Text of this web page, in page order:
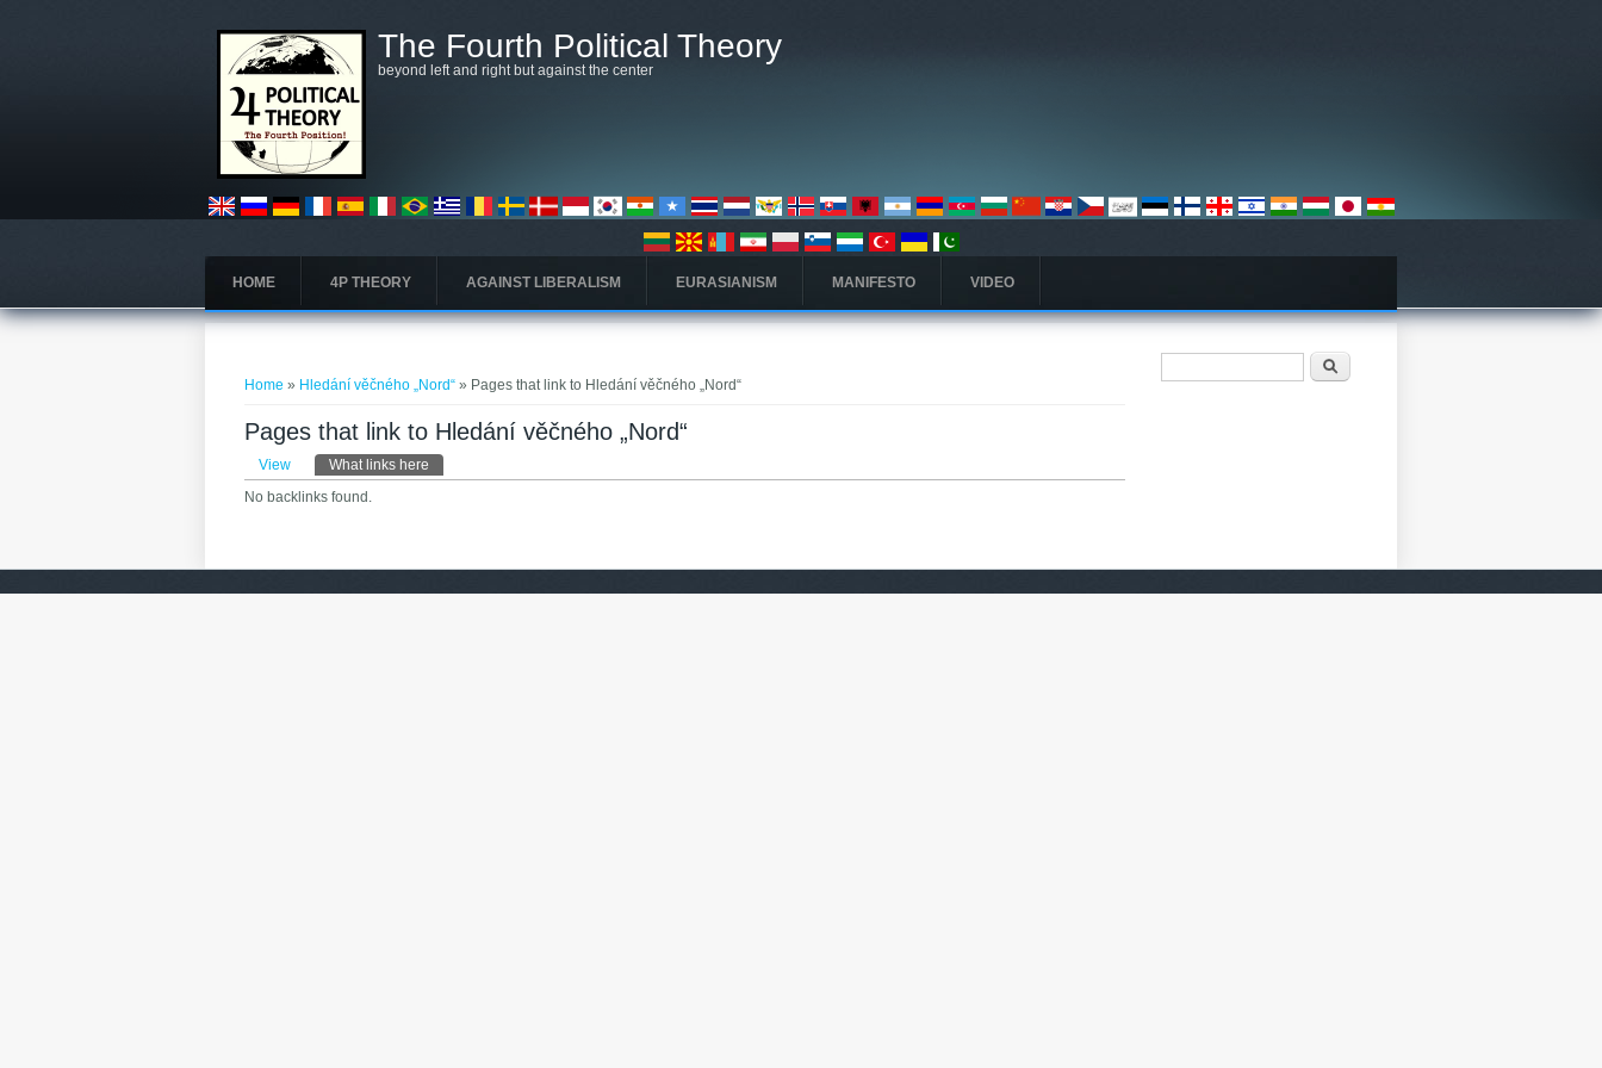
The Fourth Political Theory
beyond left and right but against the center
HOME 4P THEORY AGAINST LIBERALISM EURASIANISM MANIFESTO VIDEO
Home » Hledání věčného „Nord“ » Pages that link to Hledání věčného „Nord“
Pages that link to Hledání věčného „Nord“
Primary tabs
View What links here
No backlinks found.
Search form